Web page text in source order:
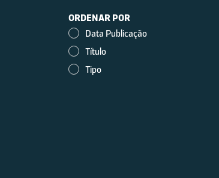
ORDENAR POR
Data Publicação
Título
Tipo